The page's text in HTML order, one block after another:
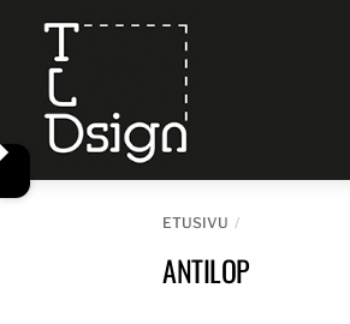
content
ETUSIVU
ANTILOP